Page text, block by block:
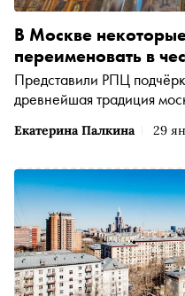
Екатерина Палкина 29
В Москве
переименовать в
Представили РПЦ
древнейшая традиция